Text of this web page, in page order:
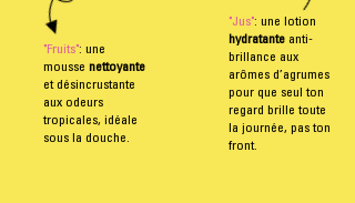
"Fruits": une
mousse nettoyante
et désincrustante
aux odeurs
tropicales, idéale
sous la douche.
"Jus": une lotion
hydratante anti-
brillance aux
arômes d’agrumes
pour que seul ton
regard brille toute
la journée, pas ton
front.